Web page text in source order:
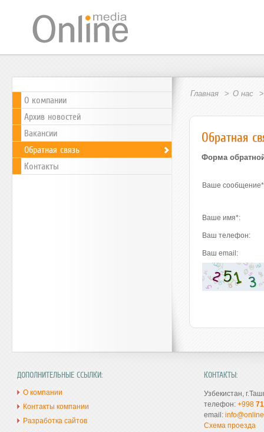
Главная О нас
Обратная
Форма
Ваше сообщение*
Ваше имя*:
Ваш телефон:
Ваш email:
О компании
Архив новостей
Вакансии
Обратная связь
Контакты
ДОПОЛНИТЕЛЬНЫЕ ССЫЛКИ:
О компании
Контакты компании
Разработка сайтов
КОНТАКТЫ:
Узбекистан,
телефон: +99871
email:
Схема проезда